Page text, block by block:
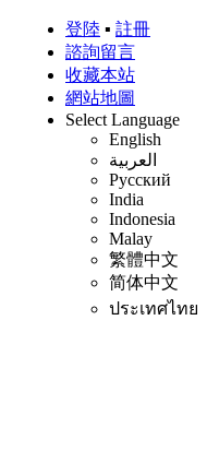
登陸 ▪ 註冊
諮詢留言
收藏本站
網站地圖
Select Language
English
العربية
Русский
India
Indonesia
Malay
繁體中文
简体中文
ประเทศไทย